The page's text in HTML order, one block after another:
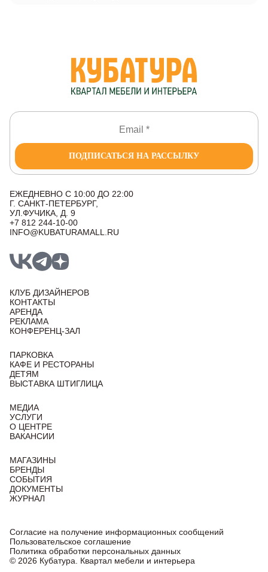
ПОДПИСАТЬСЯ НА РАССЫЛКУ
ЕЖЕДНЕВНО С 10:00 ДО 22:00
Г. САНКТ-ПЕТЕРБУРГ,
УЛ.ФУЧИКА, Д. 9
+7 812 244-10-00
INFO@KUBATURAMALL.RU
КЛУБ ДИЗАЙНЕРОВ
КОНТАКТЫ
АРЕНДА
РЕКЛАМА
КОНФЕРЕНЦ-ЗАЛ
ПАРКОВКА
КАФЕ И РЕСТОРАНЫ
ДЕТЯМ
ВЫСТАВКА ШТИГЛИЦА
МЕДИА
УСЛУГИ
О ЦЕНТРЕ
ВАКАНСИИ
МАГАЗИНЫ
БРЕНДЫ
СОБЫТИЯ
ДОКУМЕНТЫ
ЖУРНАЛ
© 2026 Кубатура. Квартал мебели и интерьера
Согласие на получение информационных сообщений
Пользовательское соглашение
Политика обработки персональных данных